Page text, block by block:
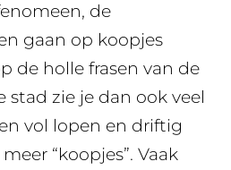
de
gaan op koopjes
de holle frasen van de
stad zie je dan ook veel
vol lopen en driftig
“koopjes”. Vaak